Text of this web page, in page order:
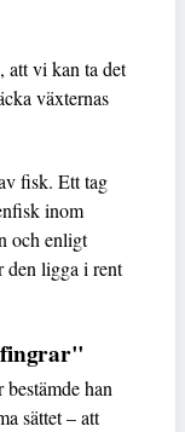
att vi kan ta det
växternas
fisk. Ett tag
inom
och enligt
den ligga i rent
fingrar"
han
sättet – att